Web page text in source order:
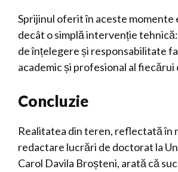
Sprijinul oferit în aceste momente
decât o simplă intervenție
de înțelegere și responsabilitate
academic și profesional al
Concluzie
Realitatea din teren, reflectată în
redactare lucrări de doctorat la
Carol Davila Broșteni, arată că